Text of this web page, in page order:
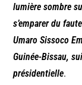
lumière sombre
s’emparer du
Umaro Sissoco
Guinée-Bissau,
présidentielle.